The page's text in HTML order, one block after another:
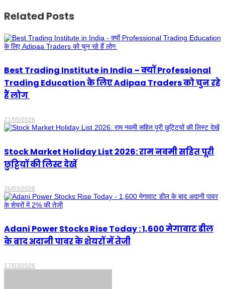
Related Posts
Best Trading Institute in India – क्यों Professional
Trading Education के लिए Adipaa Traders को चुन रहे
हैं लोग
21/05/2026
Stock Market Holiday List 2026: राम नवमी सहित पूरी
छुट्टियों की लिस्ट देखें
26/03/2026
Adani Power Stocks Rise Today : 1,600 मेगावाट डील
के बाद अदानी पावर के शेयरों में तेजी
17/03/2026